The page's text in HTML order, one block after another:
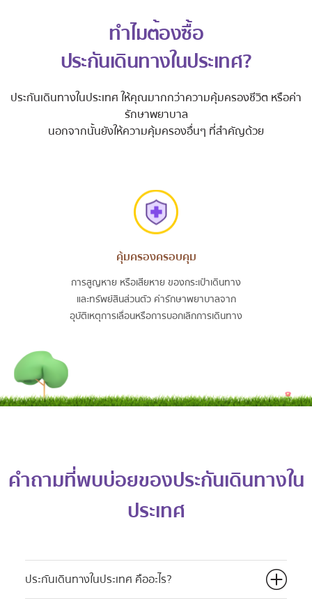
ทำไมต้องซื้อ
ประกันเดินทางในประเทศ?
ประกันเดินทางในประเทศ ให้คุณมากกว่าความคุ้มครองชีวิต หรือค่า
รักษาพยาบาล
นอกจากนั้นยังให้ความคุ้มครองอื่นๆ ที่สำคัญด้วย
คุ้มครองครอบคุม
การสูญหาย หรือเสียหาย ของกระเป๋าเดินทาง
และทรัพย์สินส่วนตัว ค่ารักษาพยาบาลจาก
อุบัติเหตุการเลื่อนหรือการบอกเลิกการเดินทาง
คำถามที่พบบ่อยของประกันเดินทางใน
ประเทศ
ประกันเดินทางในประเทศ คืออะไร?